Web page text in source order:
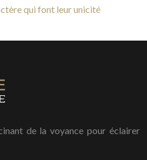
qui font leur unicité
de la voyance pour éclairer